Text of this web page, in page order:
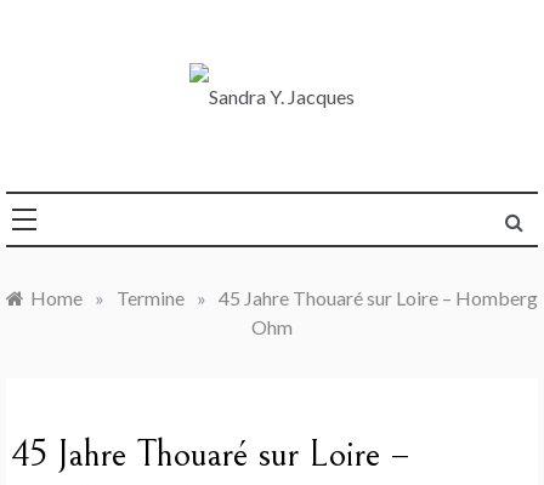
Home » Termine » 45 Jahre Thouaré sur Loire – Homberg
Ohm
45 Jahre Thouaré sur Loire –